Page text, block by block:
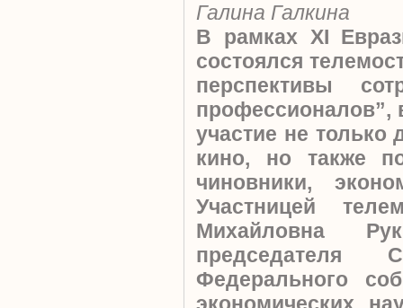
Галина Галкина
В рамках ХI
состоялся
перспективы
профессионалов”,
участие не только
кино, но также
чиновники,
Участницей
Михайловна
председателя
Федерального